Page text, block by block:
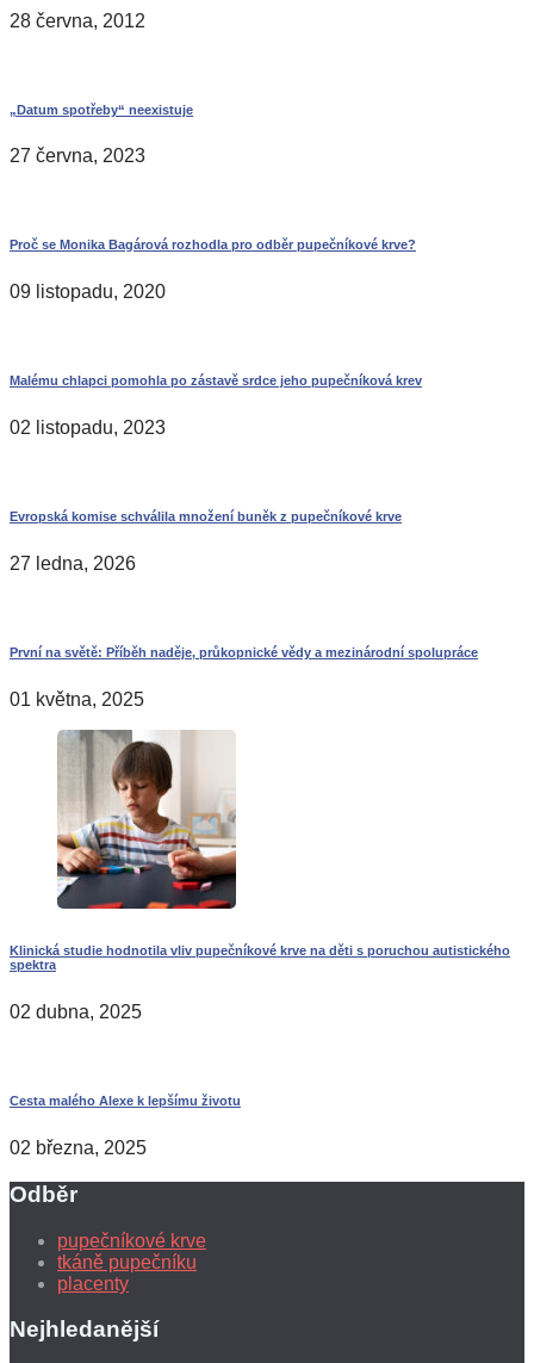
28 června, 2012
„Datum spotřeby“ neexistuje
27 června, 2023
Proč se Monika Bagárová rozhodla pro odběr pupečníkové krve?
09 listopadu, 2020
Malému chlapci pomohla po zástavě srdce jeho pupečníková krev
02 listopadu, 2023
Evropská komise schválila množení buněk z pupečníkové krve
27 ledna, 2026
První na světě: Příběh naděje, průkopnické vědy a mezinárodní spolupráce
01 května, 2025
Klinická studie hodnotila vliv pupečníkové krve na děti s poruchou autistického
spektra
02 dubna, 2025
Cesta malého Alexe k lepšímu životu
02 března, 2025
Odběr
pupečníkové krve
tkáně pupečníku
placenty
Nejhledanější